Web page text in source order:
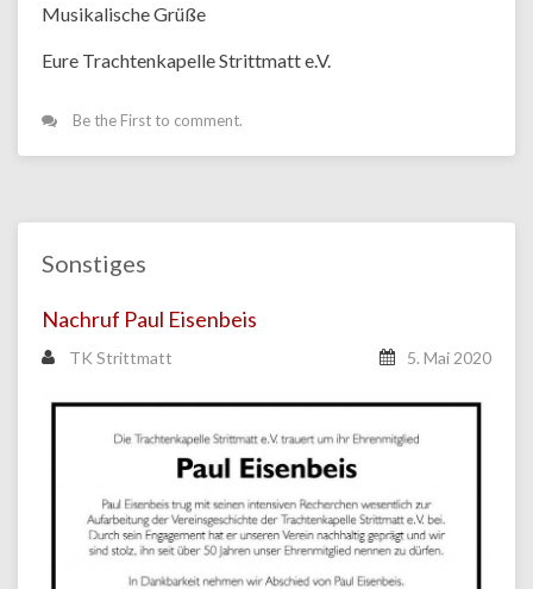
Musikalische Grüße
Eure Trachtenkapelle Strittmatt e.V.
Be the First to comment.
Sonstiges
Nachruf Paul Eisenbeis
TK Strittmatt 5. Mai 2020